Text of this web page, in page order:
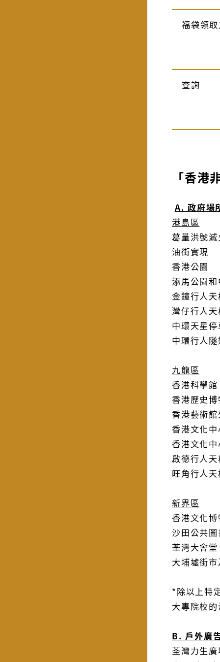
福袋領
查詢
「香
A. 政府場
港島區
葛量洪號
油街實現
香港公園
添馬公園
金鐘行人
灣仔行人
中環天星
中環行人
九龍區
香港科學館
香港歷史
香港藝術
香港文化
香港文化
啟德行人
旺角行人
新界區
香港文化
沙田公共
荃灣大會堂
大埔墟街
*除以上特
大專院校
B. 戶外廣
荃灣力生